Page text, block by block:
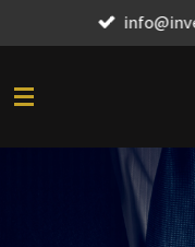
al
principale